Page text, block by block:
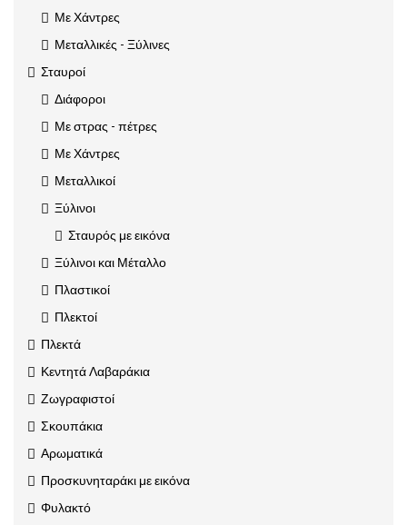
Με Χάντρες
Μεταλλικές - Ξύλινες
Σταυροί
Διάφοροι
Με στρας - πέτρες
Με Χάντρες
Μεταλλικοί
Ξύλινοι
Σταυρός με εικόνα
Ξύλινοι και Μέταλλο
Πλαστικοί
Πλεκτοί
Πλεκτά
Κεντητά Λαβαράκια
Ζωγραφιστοί
Σκουπάκια
Αρωματικά
Προσκυνηταράκι με εικόνα
Φυλακτό